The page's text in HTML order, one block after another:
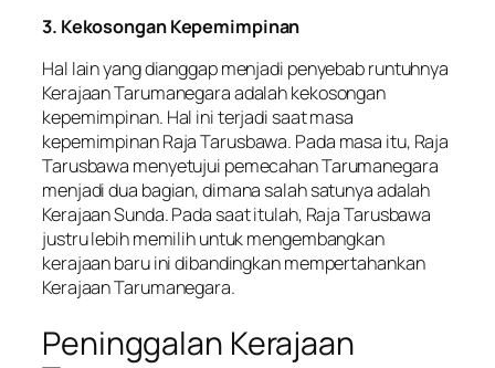
3. Kekosongan Kepemimpinan
Hal lain yang dianggap menjadi penyebab runtuhnya
Kerajaan Tarumanegara adalah kekosongan
kepemimpinan. Hal ini terjadi saat masa
kepemimpinan Raja Tarusbawa. Pada masa itu, Raja
Tarusbawa menyetujui pemecahan Tarumanegara
menjadi dua bagian, dimana salah satunya adalah
Kerajaan Sunda. Pada saat itulah, Raja Tarusbawa
justru lebih memilih untuk mengembangkan
kerajaan baru ini dibandingkan mempertahankan
Kerajaan Tarumanegara.
Peninggalan Kerajaan